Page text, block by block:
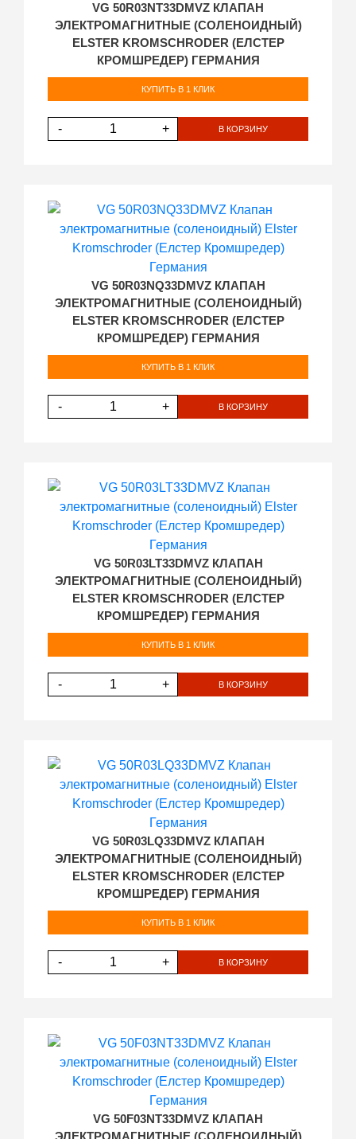
VG 50R03NT33DMVZ КЛАПАН
ЭЛЕКТРОМАГНИТНЫЕ (СОЛЕНОИДНЫЙ)
ELSTER KROMSCHRODER (ЕЛСТЕР
КРОМШРЕДЕР) ГЕРМАНИЯ
КУПИТЬ В 1 КЛИК
- + В КОРЗИНУ
VG 50R03NQ33DMVZ КЛАПАН
ЭЛЕКТРОМАГНИТНЫЕ (СОЛЕНОИДНЫЙ)
ELSTER KROMSCHRODER (ЕЛСТЕР
КРОМШРЕДЕР) ГЕРМАНИЯ
КУПИТЬ В 1 КЛИК
- + В КОРЗИНУ
VG 50R03LT33DMVZ КЛАПАН
ЭЛЕКТРОМАГНИТНЫЕ (СОЛЕНОИДНЫЙ)
ELSTER KROMSCHRODER (ЕЛСТЕР
КРОМШРЕДЕР) ГЕРМАНИЯ
КУПИТЬ В 1 КЛИК
- + В КОРЗИНУ
VG 50R03LQ33DMVZ КЛАПАН
ЭЛЕКТРОМАГНИТНЫЕ (СОЛЕНОИДНЫЙ)
ELSTER KROMSCHRODER (ЕЛСТЕР
КРОМШРЕДЕР) ГЕРМАНИЯ
КУПИТЬ В 1 КЛИК
- + В КОРЗИНУ
VG 50F03NT33DMVZ КЛАПАН